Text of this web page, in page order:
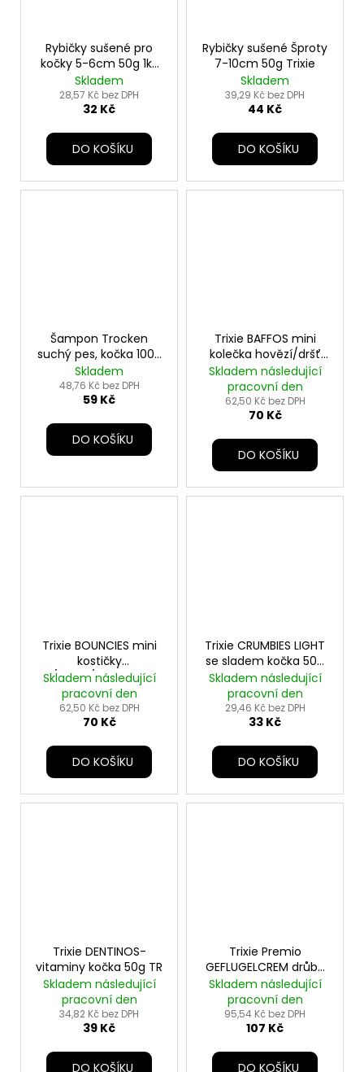
Rybičky sušené pro
kočky 5-6cm 50g 1ks
TR
Skladem
28,57 Kč bez DPH
32 Kč
DO KOŠÍKU
Rybičky sušené Šproty
7-10cm 50g Trixie
Skladem
39,29 Kč bez DPH
44 Kč
DO KOŠÍKU
Šampon Trocken
suchý pes, kočka 100g
TR
Skladem
48,76 Kč bez DPH
59 Kč
DO KOŠÍKU
Trixie BAFFOS mini
kolečka hovězí/dršť
140g TR
Skladem následující
pracovní den
62,50 Kč bez DPH
70 Kč
DO KOŠÍKU
Trixie BOUNCIES mini
kostičky
kuř/jehně/dršť 140g TR
Skladem následující
pracovní den
62,50 Kč bez DPH
70 Kč
DO KOŠÍKU
Trixie CRUMBIES LIGHT
se sladem kočka 50g
TR
Skladem následující
pracovní den
29,46 Kč bez DPH
33 Kč
DO KOŠÍKU
Trixie DENTINOS-
vitaminy kočka 50g TR
Skladem následující
pracovní den
34,82 Kč bez DPH
39 Kč
DO KOŠÍKU
Trixie Premio
GEFLUGELCREM drůbe
pašt. pro psy 110g TR
Skladem následující
pracovní den
95,54 Kč bez DPH
107 Kč
DO KOŠÍKU